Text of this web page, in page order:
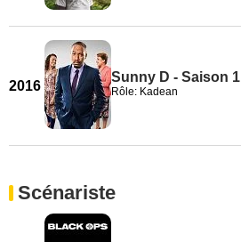
2016
Sunny D - Saison 1
Rôle: Kadean
Scénariste